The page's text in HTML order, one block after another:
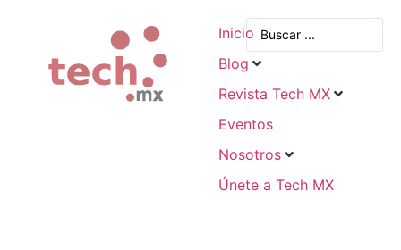
Inicio
Blog
Revista Tech MX
Eventos
Nosotros
Únete a Tech MX